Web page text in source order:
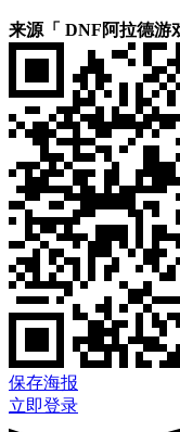
来源「 DNF阿拉德游
保存海报
立即登录